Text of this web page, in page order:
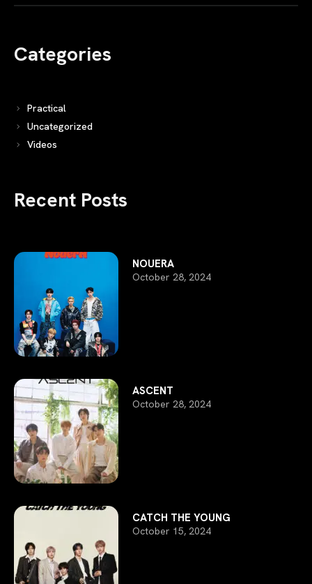
Categories
Practical
Uncategorized
Videos
Recent Posts
NOUERA
October 28, 2024
ASCENT
October 28, 2024
CATCH THE YOUNG
October 15, 2024